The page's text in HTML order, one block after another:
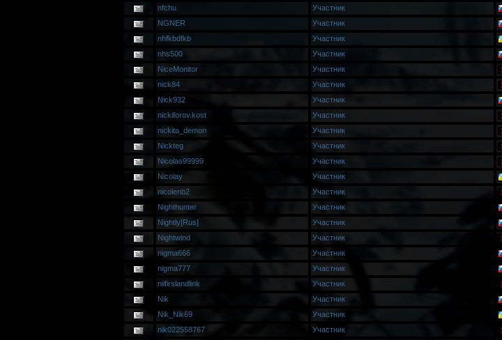
nfchu
Участник
NGNER
Участник
nhfkbdfkb
Участник
nhs500
Участник
NiceMonitor
Участник
nick84
Участник
Nick932
Участник
nickiforov.kost
Участник
nickita_demon
Участник
Nickteg
Участник
Nicolas99999
Участник
Nicolay
Участник
nicolenb2
Участник
Nighthunter
Участник
Nightly[Rus]
Участник
Nightwind
Участник
nigma666
Участник
nigma777
Участник
niifirslandlink
Участник
Nik
Участник
Nik_Nik69
Участник
nik022558767
Участник